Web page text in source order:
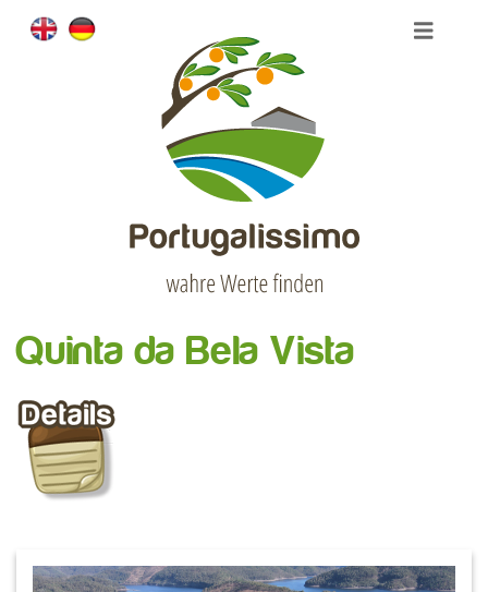
Quinta da Bela Vista